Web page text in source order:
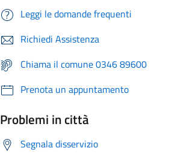
Leggi le domande frequenti
Richiedi Assistenza
Chiama il comune 0346 89600
Prenota un appuntamento
Problemi in città
Segnala disservizio